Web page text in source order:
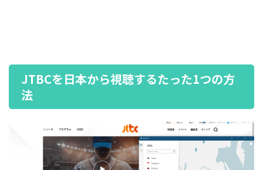
JTBCを日本から視聴するたった1つの方
法